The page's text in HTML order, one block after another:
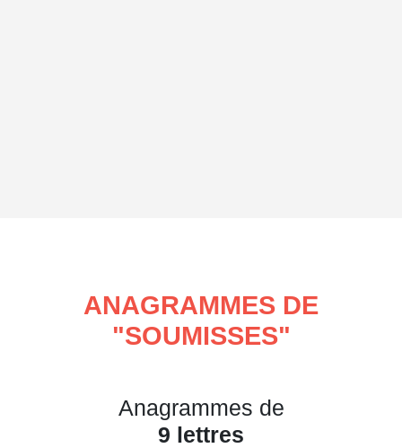
ANAGRAMMES DE
"SOUMISSES"
Anagrammes de
9 lettres